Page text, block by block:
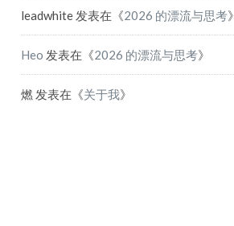
leadwhite 发表在《2026 的漂流与思考》
Heo 发表在《2026 的漂流与思考》
燃 发表在《关于我》